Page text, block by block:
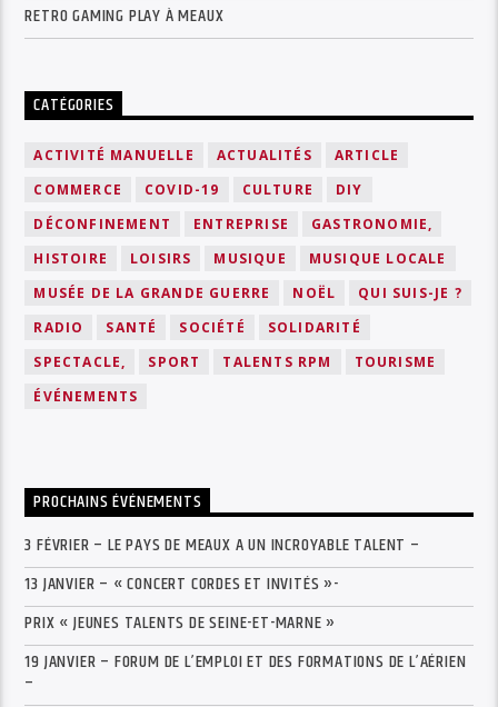
RETRO GAMING PLAY À MEAUX
CATÉGORIES
ACTIVITÉ MANUELLE ACTUALITÉS
ARTICLE
COMMERCE
COVID-19 CULTURE
DIY
DÉCONFINEMENT
ENTREPRISE
GASTRONOMIE,
HISTOIRE
LOISIRS MUSIQUE
MUSIQUE LOCALE
MUSÉE DE LA GRANDE GUERRE
NOËL
QUI SUIS-JE ?
RADIO
SANTÉ SOCIÉTÉ
SOLIDARITÉ
SPECTACLE,
SPORT TALENTS RPM
TOURISME
ÉVÉNEMENTS
PROCHAINS ÉVÉNEMENTS
3 FÉVRIER – LE PAYS DE MEAUX A UN INCROYABLE TALENT –
13 JANVIER – « CONCERT CORDES ET INVITÉS »-
PRIX « JEUNES TALENTS DE SEINE-ET-MARNE »
19 JANVIER – FORUM DE L’EMPLOI ET DES FORMATIONS DE L’AÉRIEN
–